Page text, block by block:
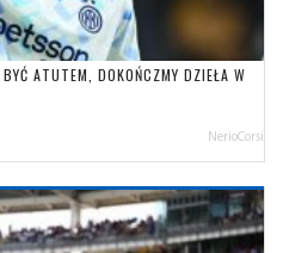
ATUTEM, DOKOŃCZMY DZIEŁA W
NerioCorsi